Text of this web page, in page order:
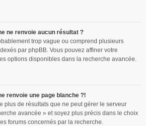
ne renvoie aucun résultat ?
trop vague ou comprend plusieurs
par phpBB. Vous pouvez affiner votre
options disponibles dans la recherche avancée.
renvoie une page blanche ?!
plus de résultats que ne peut gérer le serveur
avancée » et soyez plus précis dans le choix
forums concernés par la recherche.